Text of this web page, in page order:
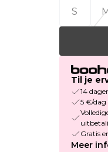
S
Til je
14
5 €/
Gratis
Meer